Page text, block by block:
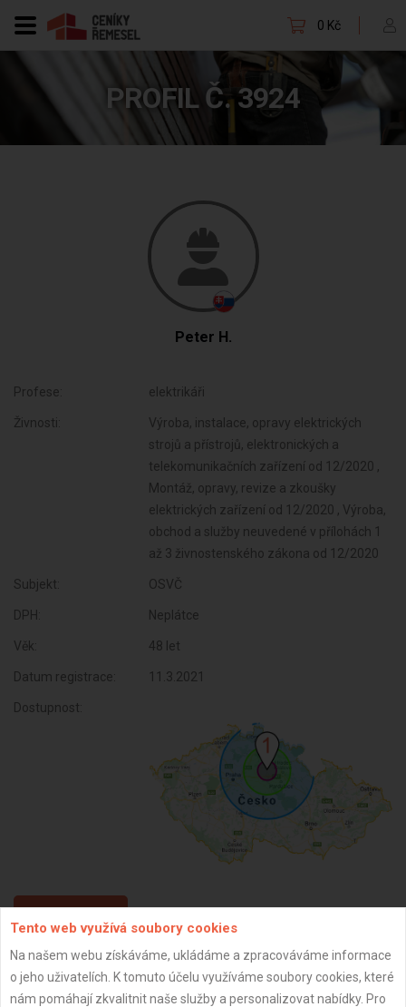
0 Kč
PROFIL Č. 3924
Peter H.
Profese: elektrikáři
Živnosti:
Výroba, instalace, opravy elektrických
strojů a přístrojů, elektronických a
telekomunikačních zařízení od 12/2020 ,
Montáž, opravy, revize a zkoušky
elektrických zařízení od 12/2020 , Výroba,
obchod a služby neuvedené v přílohách 1
až 3 živnostenského zákona od 12/2020
Subjekt: OSVČ
DPH: Neplátce
Věk: 48 let
Datum registrace: 11.3.2021
Dostupnost:
ZPĚT
Aktualizováno z portálu ARES dne 30.12.2023 19:45:12
Tento web využívá soubory cookies
Na našem webu získáváme, ukládáme a zpracováváme informace
o jeho uživatelích. K tomuto účelu využíváme soubory cookies, které
nám pomáhají zkvalitnit naše služby a personalizovat nabídky. Pro